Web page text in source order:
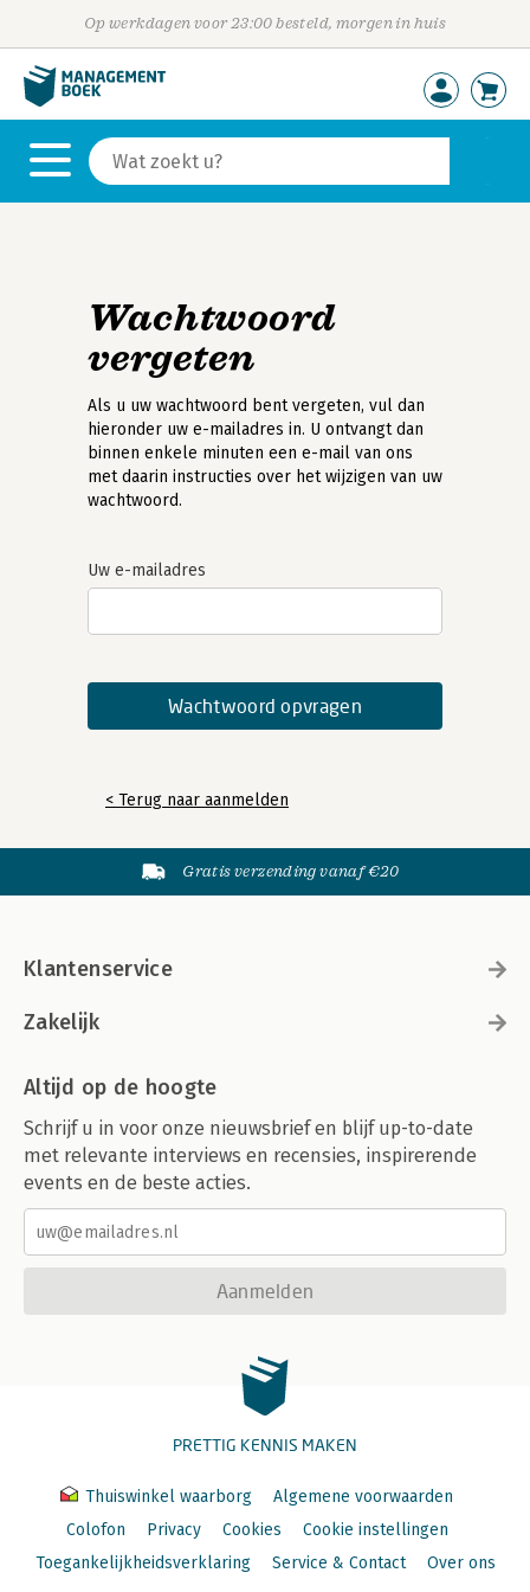
Op werkdagen voor 23:00 besteld, morgen in huis
Wachtwoord
vergeten
Als u uw wachtwoord bent vergeten, vul dan
hieronder uw e-mailadres in. U ontvangt dan
binnen enkele minuten een e-mail van ons
met daarin instructies over het wijzigen van uw
wachtwoord.
Uw e-mailadres
< Terug naar aanmelden
Gratis verzending vanaf €20
Klantenservice
Zakelijk
Altijd op de hoogte
Schrijf u in voor onze nieuwsbrief en blijf up-to-date
met relevante interviews en recensies, inspirerende
events en de beste acties.
Aanmelden
PRETTIG KENNIS MAKEN
Thuiswinkel waarborg
Algemene voorwaarden
Colofon
Privacy Cookies
Cookie instellingen
Toegankelijkheidsverklaring
Service & Contact Over ons